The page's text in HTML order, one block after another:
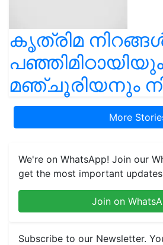
കൃത്രിമ
മഞ്ചൂരിയനും
More
We're on WhatsApp! Join our
get the most important
Join on
Subscribe to our Newsletter.